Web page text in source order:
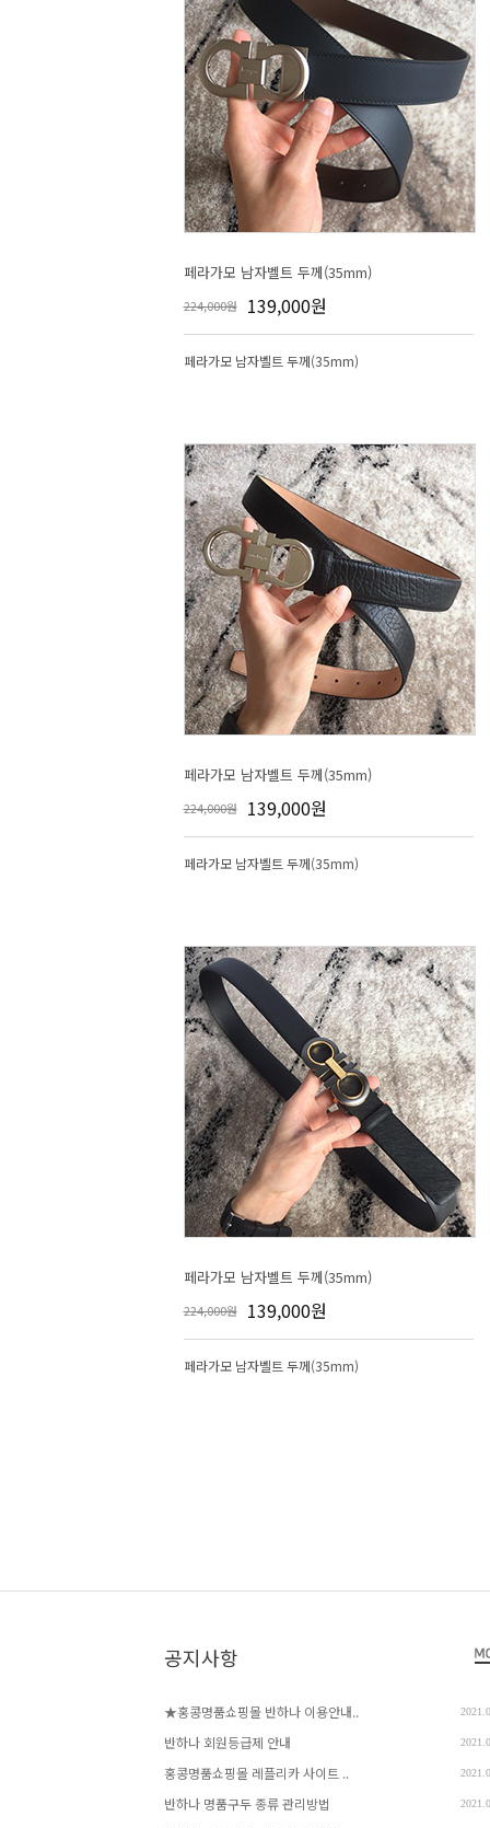
페라가모 남자벨트 두께(35mm)
224,000원 139,000원
페라가모 남자벨트 두께(35mm)
페라가모 남자벨트 두께(35mm)
224,000원 139,000원
페라가모 남자벨트 두께(35mm)
페라가모 남자벨트 두께(35mm)
224,000원 139,000원
페라가모 남자벨트 두께(35mm)
공지사항
★홍콩명품쇼핑몰 반하나 이용안내..
반하나 회원등급제 안내
홍콩명품쇼핑몰 레플리카 사이트 ..
반하나 명품구두 종류 관리방법